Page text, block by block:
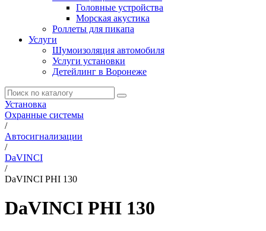
Головные устройства
Морская акустика
Роллеты для пикапа
Услуги
Шумоизоляция автомобиля
Услуги установки
Детейлинг в Воронеже
Установка
Охранные системы
/
Автосигнализации
/
DaVINCI
/
DaVINCI PHI 130
DaVINCI PHI 130